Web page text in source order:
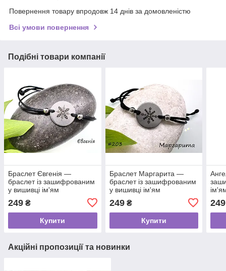
Повернення товару впродовж 14 днів за домовленістю
Всі умови повернення
Подібні товари компанії
Браслет Євгенія —
браслет із зашифрованим
у вишивці ім'ям
249 ₴
Купити
Браслет Маргарита —
браслет із зашифрованим
у вишивці ім'ям
249₴
Купити
249
Акційні пропозиції та новинки